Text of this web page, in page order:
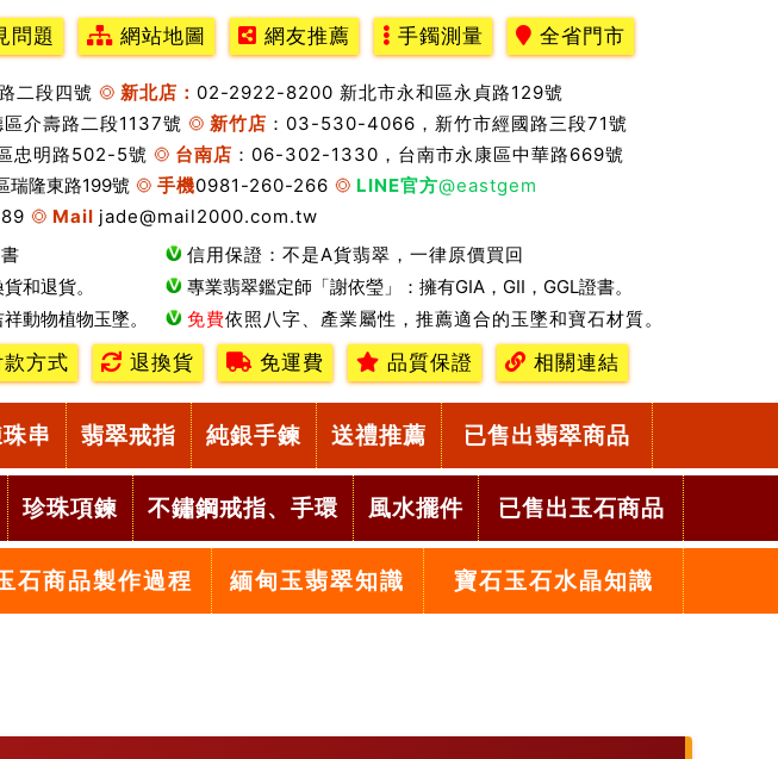
問題 網站地圖 網友推薦 手鐲測量 全省門市
二段四號 新北店： 02-2922-8200 新北市永和區永貞路129號
介壽路二段1137號 新竹店 ：03-530-4066，新竹市經國路三段71號
忠明路502-5號 台南店 ：06-302-1330，台南市永康區中華路669號
瑞隆東路199號 手機0981-260-266 LINE官方@eastgem
Mail jade@mail2000.com.tw
信用保證：不是A貨翡翠，一律原價買回
和退貨。
專業翡翠鑑定師「謝依瑩」：擁有GIA，GII，GGL證書。
動物植物玉墜。
免費依照八字、產業屬性，推薦適合的玉墜和寶石材質。
款方式 退換貨 免運費 品質保證 相關連結
串 翡翠戒指 純銀手鍊 送禮推薦 已售出翡翠商品
珍珠項鍊 不鏽鋼戒指、手環 風水擺件 已售出玉石商品
石商品製作過程 緬甸玉翡翠知識 寶石玉石水晶知識